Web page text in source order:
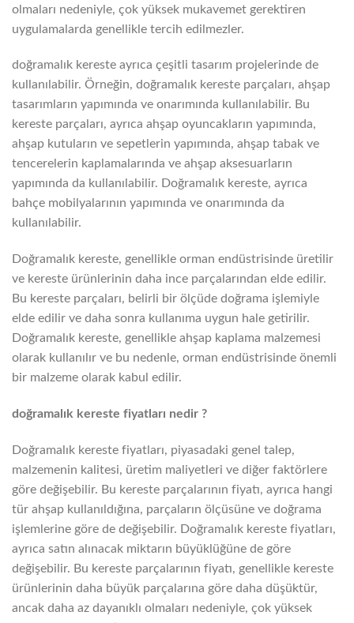
olmaları nedeniyle, çok yüksek mukavemet gerektiren
uygulamalarda genellikle tercih edilmezler.
doğramalık kereste ayrıca çeşitli tasarım projelerinde de
kullanılabilir. Örneğin, doğramalık kereste parçaları, ahşap
tasarımların yapımında ve onarımında kullanılabilir. Bu
kereste parçaları, ayrıca ahşap oyuncakların yapımında,
ahşap kutuların ve sepetlerin yapımında, ahşap tabak ve
tencerelerin kaplamalarında ve ahşap aksesuarların
yapımında da kullanılabilir. Doğramalık kereste, ayrıca
bahçe mobilyalarının yapımında ve onarımında da
kullanılabilir.
Doğramalık kereste, genellikle orman endüstrisinde üretilir
ve kereste ürünlerinin daha ince parçalarından elde edilir.
Bu kereste parçaları, belirli bir ölçüde doğrama işlemiyle
elde edilir ve daha sonra kullanıma uygun hale getirilir.
Doğramalık kereste, genellikle ahşap kaplama malzemesi
olarak kullanılır ve bu nedenle, orman endüstrisinde önemli
bir malzeme olarak kabul edilir.
doğramalık kereste fiyatları nedir ?
Doğramalık kereste fiyatları, piyasadaki genel talep,
malzemenin kalitesi, üretim maliyetleri ve diğer faktörlere
göre değişebilir. Bu kereste parçalarının fiyatı, ayrıca hangi
tür ahşap kullanıldığına, parçaların ölçüsüne ve doğrama
işlemlerine göre de değişebilir. Doğramalık kereste fiyatları,
ayrıca satın alınacak miktarın büyüklüğüne de göre
değişebilir. Bu kereste parçalarının fiyatı, genellikle kereste
ürünlerinin daha büyük parçalarına göre daha düşüktür,
ancak daha az dayanıklı olmaları nedeniyle, çok yüksek